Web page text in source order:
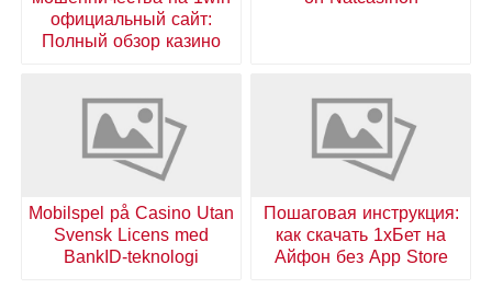
официальный сайт:
Полный обзор казино
Пошаговая инструкция:
как скачать 1хБет на
Айфон без App Store
Mobilspel på Casino Utan
Svensk Licens med
BankID-teknologi